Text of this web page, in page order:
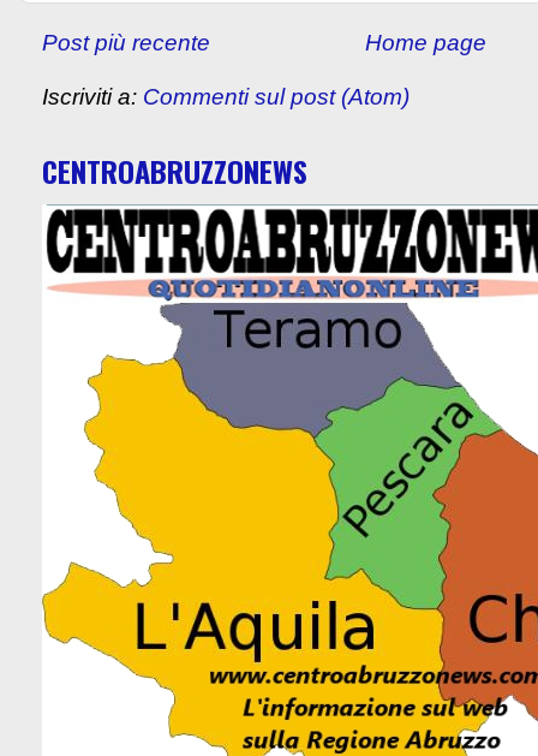
Post più recente Home page
Iscriviti a: Commenti sul post (Atom)
CENTROABRUZZONEWS